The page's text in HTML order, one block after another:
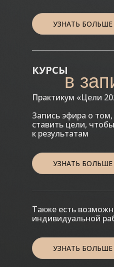
КУРСЫ
в
УЗНАТЬ БОЛЬШЕ
УЗНАТЬ БОЛЬШЕ
Практикум «Цели
Запись эфира о
ставить цели,
к результатам
УЗНАТЬ БОЛЬШЕ
Также есть
индивидуальной